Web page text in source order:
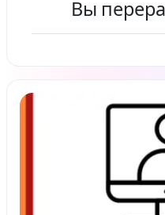
Вы